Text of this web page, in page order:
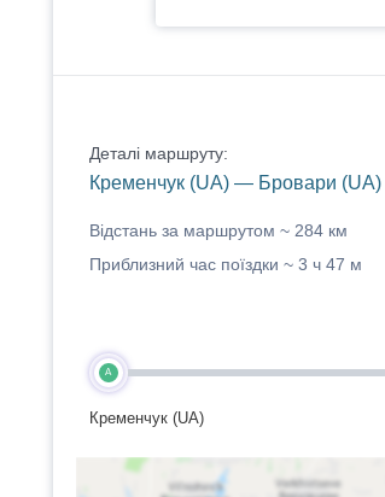
Деталі маршруту:
Кременчук (UA) — Бровари (UA)
Відстань за маршрутом ~ 284 км
Приблизний час поїздки ~ 3 ч 47 м
A
Кременчук (UA)